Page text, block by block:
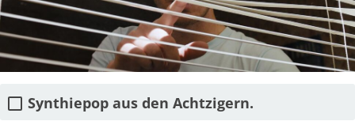
Synthiepop aus den Achtzigern.